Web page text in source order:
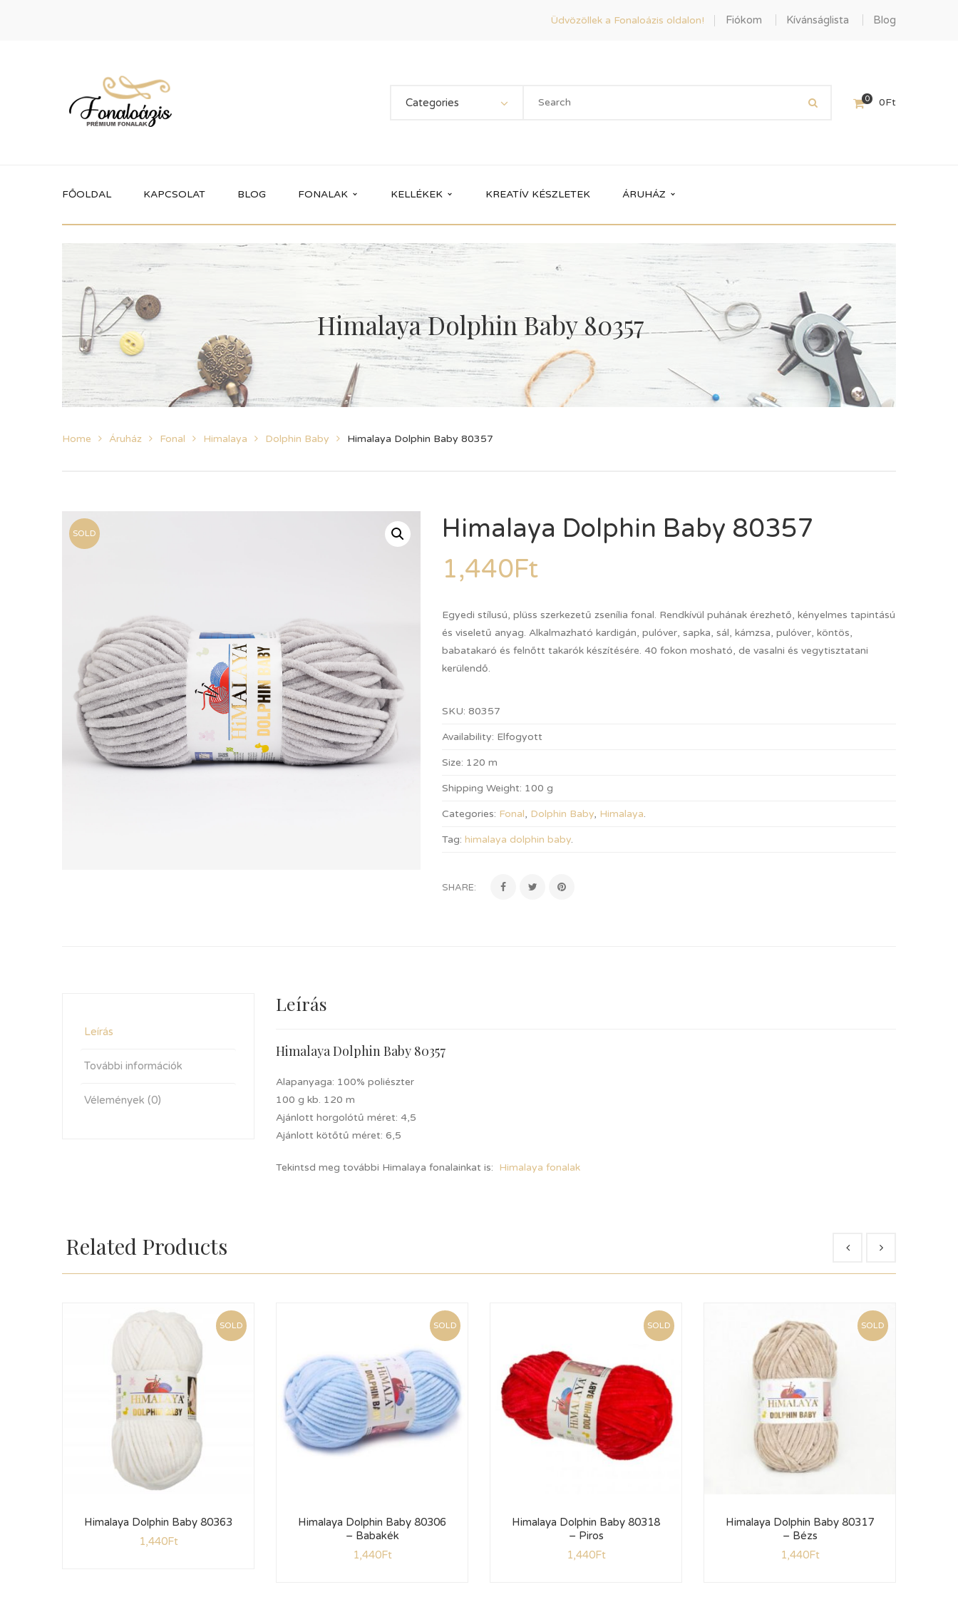
Üdvözöllek a Fonaloázis oldalon! Fiókom Kívánságlista Blog
Categories 0 0Ft
FŐOLDAL KAPCSOLAT BLOG FONALAK KELLÉKEK KREATÍV KÉSZLETEK ÁRUHÁZ
Itt megtalálhatod a fonaloázis által
forgalmazott összes terméket
Himalaya Dolphin Baby 80357
Home Áruház Fonal Himalaya Dolphin Baby Himalaya Dolphin Baby 80357
SOLD
Himalaya Dolphin Baby 80357
1,440Ft
Egyedi stílusú, plüss szerkezetű zsenília fonal. Rendkívül puhának érezhető, kényelmes tapintású
és viseletű anyag. Alkalmazható kardigán, pulóver, sapka, sál, kámzsa, pulóver, köntös,
babatakaró és felnőtt takarók készítésére. 40 fokon mosható, de vasalni és vegytisztatani
kerülendő.
SKU: 80357
Availability: Elfogyott
Size: 120 m
Shipping Weight: 100 g
Categories: Fonal, Dolphin Baby, Himalaya.
Tag: himalaya dolphin baby.
SHARE:
Leírás
További információk
Vélemények (0)
Leírás
Himalaya Dolphin Baby 80357
Alapanyaga: 100% poliészter
100 g kb. 120 m
Ajánlott horgolótű méret: 4,5
Ajánlott kötőtű méret: 6,5
Tekintsd meg további Himalaya fonalainkat is: Himalaya fonalak
Related Products
SOLD
Himalaya Dolphin Baby 80363
1,440Ft
SOLD
Himalaya Dolphin Baby 80306
– Babakék
1,440Ft
SOLD
Himalaya Dolphin Baby 80318
– Piros
1,440Ft
SOLD
Himalaya Dolphin Baby 80317
– Bézs
1,440Ft